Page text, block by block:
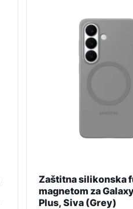
Zaštitna silikonska
magnetom za
Plus, Siva (Grey)